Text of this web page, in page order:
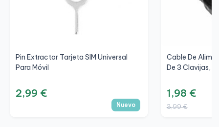
Pin Extractor Tarjeta SIM Universal
Para Móvil
2,99 €
Nuevo
Cable De
De 3 Clavijas,
1,98 €
3,99 €